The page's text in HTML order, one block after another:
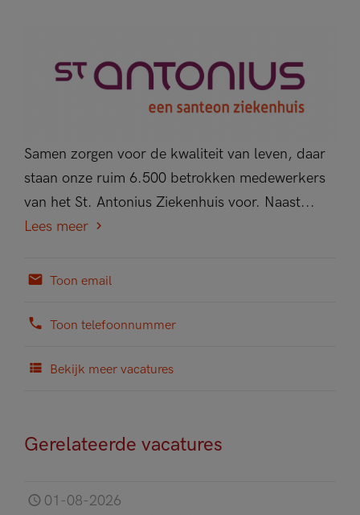
Samen zorgen voor de kwaliteit van leven, daar
staan onze ruim 6.500 betrokken medewerkers
van het St. Antonius Ziekenhuis voor. Naast...
Lees meer
Toon email
Toon telefoonnummer
Bekijk meer vacatures
Gerelateerde vacatures
01-08-2026